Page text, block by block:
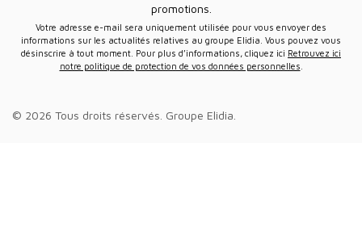
promotions.
Votre adresse e-mail sera uniquement utilisée pour vous envoyer des
informations sur les actualités relatives au groupe Elidia. Vous pouvez vous
désinscrire à tout moment. Pour plus d’informations, cliquez ici Retrouvez ici
notre politique de protection de vos données personnelles
© 2026 Tous droits réservés. Groupe Elidia